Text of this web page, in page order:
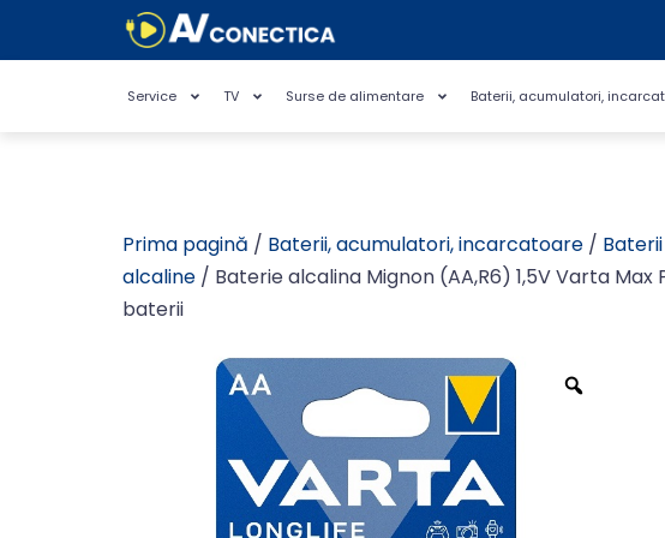
Service TV Surse de alimentare Baterii, acumulatori,
Prima pagină / Baterii, acumulatori, incarcatoare /
alcaline / Baterie alcalina Mignon (AA,R6) 1,5V Varta Max
baterii